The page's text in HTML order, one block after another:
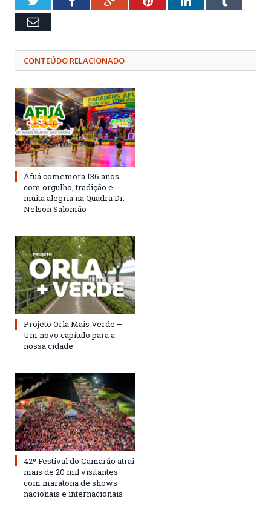
Email
CONTEÚDO RELACIONADO
Afuá comemora 136 anos
com orgulho, tradição e
muita alegria na Quadra Dr.
Nelson Salomão
Projeto Orla Mais Verde –
Um novo capítulo para a
nossa cidade
42º Festival do Camarão atrai
mais de 20 mil visitantes
com maratona de shows
nacionais e internacionais